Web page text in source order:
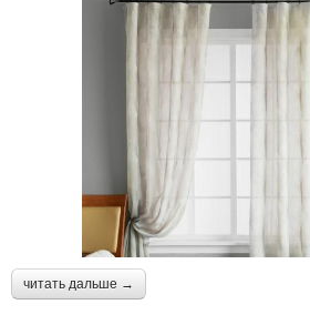
читать дальше →